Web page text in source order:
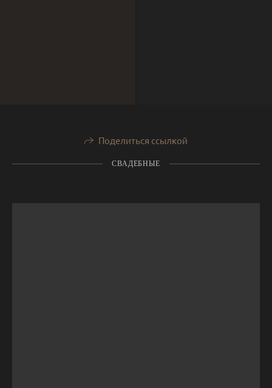
Поделиться ссылкой
СВАДЕБНЫЕ